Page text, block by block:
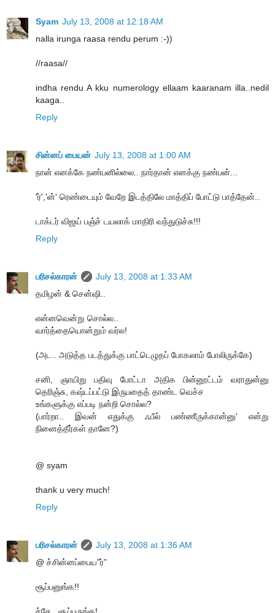
Syam July 13, 2008 at 12:18 AM
nalla irunga raasa rendu perum :-))
//raasa//
indha rendu A kku numerology ellaam kaaranam illa..nedil
kaaga..
Reply
சின்னப் பையன் July 13, 2008 at 1:00 AM
நான் எனக்கே நண்பனில்லை.. நார்தான் எனக்கு நண்பன்...
'ர்','ன்' ரெண்டையும் வேறே இடத்திலே மாத்திப் போட்டு பாத்தேன்..
டாக்டர் விஜய் பஞ்ச் டயலாக் மாதிரி வந்துடுச்சு!!!
Reply
பரிசல்காரன்
July 13, 2008 at 1:33 AM
தமிழன் & சென்ஷி..
என்னவென்று சொல்ல..
வார்த்தையொன்றும் வர்ல!
(அட.. அடுத்த படத்துக்கு பாட்டெழுதப் போகலாம் போலிருக்கே)
சனி, ஞாயிறு பதிவு போட்டா அதிக பின்னூட்டம் வராதுன்னு
தெரிஞ்சு, கஷ்டப்பட்டு இருபதைத் தாண்ட வெச்ச
உங்களுக்கு எப்படி நன்றி சொல்ல?
(பார்றா.. இவன் எதுக்கு ஃபீல் பண்ணீருக்கான்னு' என்று
நினைத்தீர்கள் தானே?)
@ syam
thank u very much!
Reply
பரிசல்காரன்
July 13, 2008 at 1:36 AM
@ ச்சின்னப்பைய”ர்”
சூப்பனுங்க!!
ச்சே.. சூப்பருங்க!